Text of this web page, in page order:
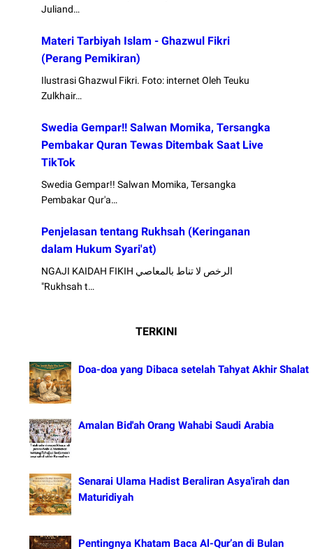
Juliand…
Materi Tarbiyah Islam - Ghazwul Fikri
(Perang Pemikiran)
Ilustrasi Ghazwul Fikri. Foto: internet Oleh Teuku
Zulkhair…
Swedia Gempar!! Salwan Momika, Tersangka
Pembakar Quran Tewas Ditembak Saat Live
TikTok
Swedia Gempar!! Salwan Momika, Tersangka
Pembakar Qur'a…
Penjelasan tentang Rukhsah (Keringanan
dalam Hukum Syari'at)
NGAJI KAIDAH FIKIH الرخص لا تناط بالمعاصي
"Rukhsah t…
TERKINI
Doa-doa yang Dibaca setelah Tahyat Akhir Shalat
Amalan Bid'ah Orang Wahabi Saudi Arabia
Senarai Ulama Hadist Beraliran Asya'irah dan
Maturidiyah
Pentingnya Khatam Baca Al-Qur’an di Bulan